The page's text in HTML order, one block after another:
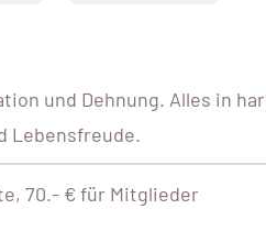
und Dehnung. Alles in
Lebensfreude.
70.- € für Mitglieder